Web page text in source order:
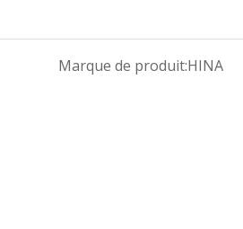
Marque de produit:HINA